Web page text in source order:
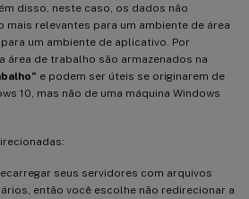
disso, neste caso, os dados não
relevantes para um ambiente de área
um ambiente de aplicativo. Por
área de trabalho são armazenados na
e podem ser úteis se originarem de
10, mas não de uma máquina Windows
seus servidores com arquivos
então você escolhe não redirecionar a